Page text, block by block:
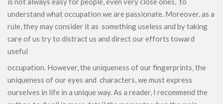
understand what occupation we are passionate. Moreover, as a
rule, they may consider it as something useless and by taking
care of us try to distract us and direct our efforts toward
useful
occupation. However, the uniqueness of our fingerprints, the
uniqueness of our eyes and characters, we must express
ourselves in life in a unique way. As a reader, I recommend the